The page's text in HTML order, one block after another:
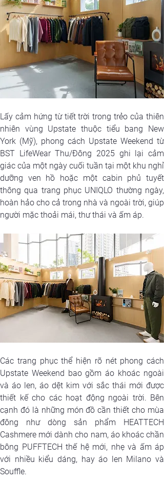
Lấy cảm hứng từ tiết trời trong trẻo của thiên
nhiên vùng Upstate thuộc tiểu bang New
York (Mỹ), phong cách Upstate Weekend từ
BST LifeWear Thu/Đông 2025 ghi lại cảm
giác của một ngày cuối tuần tại một khu nghỉ
dưỡng ven hồ hoặc một cabin phủ tuyết
thông qua trang phục UNIQLO thường ngày,
hoàn hảo cho cả trong nhà và ngoài trời, giúp
người mặc thoải mái, thư thái và ấm áp.
Các trang phục thể hiện rõ nét phong cách
Upstate Weekend bao gồm áo khoác ngoài
và áo len, áo dệt kim với sắc thái mới được
thiết kế cho các hoạt động ngoài trời. Bên
cạnh đó là những món đồ cần thiết cho mùa
đông như dòng sản phẩm HEATTECH
Cashmere mới dành cho nam, áo khoác chần
bông PUFFTECH thế hệ mới, nhẹ và ấm áp
với nhiều kiểu dáng, hay áo len Milano và
Souffle.